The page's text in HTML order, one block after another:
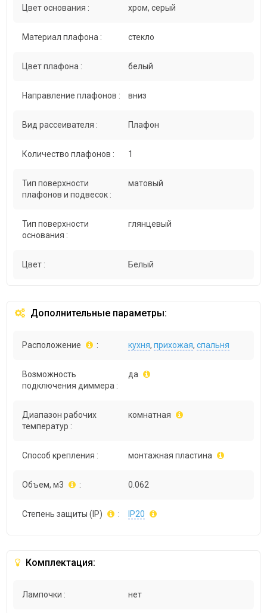
Цвет основания : хром, серый
Материал плафона : стекло
Цвет плафона : белый
Направление плафонов : вниз
Вид рассеивателя : Плафон
Количество плафонов : 1
Тип поверхности
плафонов и подвесок :
матовый
Тип поверхности
основания :
глянцевый
Цвет : Белый
Дополнительные параметры:
Расположение : кухня,прихожая,спальня
Возможность
подключения диммера :
да
Диапазон рабочих
температур :
комнатная
Способ крепления : монтажная пластина
Объем, м3 : 0.062
Степень защиты (IP) : IP20
Комплектация:
Лампочки : нет